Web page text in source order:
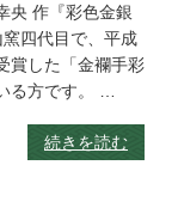
央 作『彩色金銀
四代目で、平成
賞した「金襴手彩
る方です。 …
続きを読む